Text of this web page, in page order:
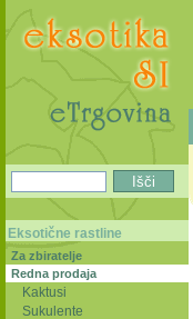
Eksotične rastline
Za zbiratelje
Redna prodaja
Kaktusi
Sukulente